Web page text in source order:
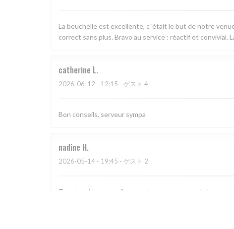
La beuchelle est excellente, c 'était le but de notre
correct sans plus. Bravo au service : réactif et convivial.
catherine L
2026-06-12 - 12:15 - ゲスト 4
Bon conseils, serveur sympa
nadine H
2026-05-14 - 19:45 - ゲスト 2
Tres tres bon accueil , resto tres sympa avec de bons